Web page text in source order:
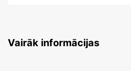
Vairāk informācijas